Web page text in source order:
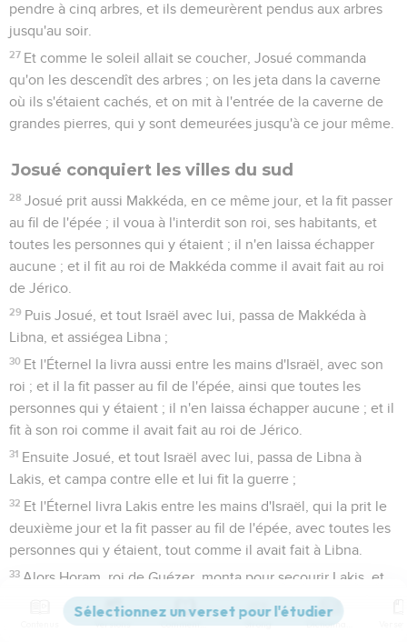
pendre à cinq arbres, et ils demeurèrent pendus aux arbres
jusqu'au soir.
27 Et comme le soleil allait se coucher, Josué commanda
qu'on les descendît des arbres ; on les jeta dans la caverne
où ils s'étaient cachés, et on mit à l'entrée de la caverne de
grandes pierres, qui y sont demeurées jusqu'à ce jour même.
Josué conquiert les villes du sud
28 Josué prit aussi Makkéda, en ce même jour, et la fit passer
au fil de l'épée ; il voua à l'interdit son roi, ses habitants, et
toutes les personnes qui y étaient ; il n'en laissa échapper
aucune ; et il fit au roi de Makkéda comme il avait fait au roi
de Jérico.
29 Puis Josué, et tout Israël avec lui, passa de Makkéda à
Libna, et assiégea Libna ;
30 Et l'Éternel la livra aussi entre les mains d'Israël, avec son
roi ; et il la fit passer au fil de l'épée, ainsi que toutes les
personnes qui y étaient ; il n'en laissa échapper aucune ; et il
fit à son roi comme il avait fait au roi de Jérico.
31 Ensuite Josué, et tout Israël avec lui, passa de Libna à
Lakis, et campa contre elle et lui fit la guerre ;
32 Et l'Éternel livra Lakis entre les mains d'Israël, qui la prit le
deuxième jour et la fit passer au fil de l'épée, avec toutes les
personnes qui y étaient, tout comme il avait fait à Libna.
33 Alors Horam, roi de Guézer, monta pour secourir Lakis, et
Josué le frappa, lui et son peuple, de manière à ne pas
laisser échapper un homme.
Versions Commentaires Strong